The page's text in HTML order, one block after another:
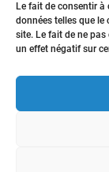
Le fait de consentir
données telles que le
site. Le fait de ne
un effet négatif sur